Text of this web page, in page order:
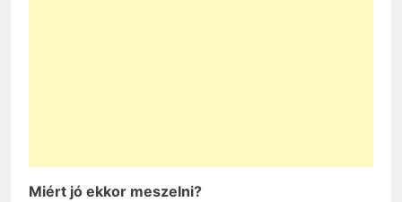
Miért jó ekkor meszelni?